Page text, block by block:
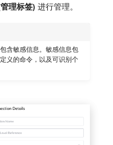
理标签) 进行管理。
含敏感信息。敏感信息包
义的命令，以及可识别个